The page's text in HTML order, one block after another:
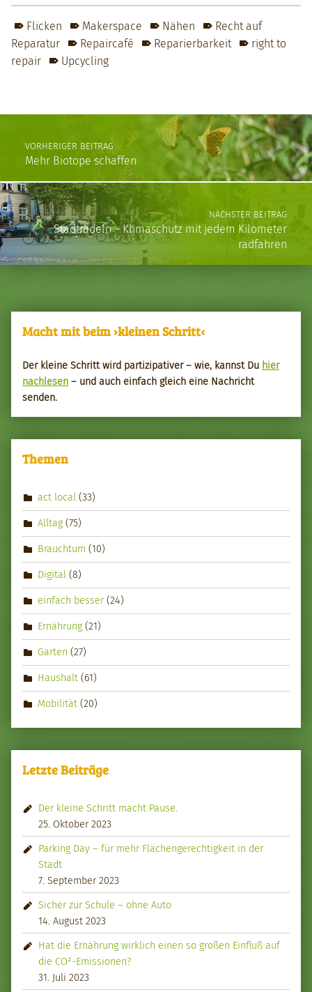
Flicken Makerspace Nähen
Recht auf
Reparatur
Repaircafé Reparierbarkeit
right to
repair
Upcycling
Post navigation
VORHERIGER BEITRAG
Mehr Biotope schaffen
NÄCHSTER BEITRAG
Stadtradeln – Klimaschutz mit jedem Kilometer
radfahren
Macht mit beim ›kleinen Schritt‹
Der kleine Schritt wird par­tizipa­tiv­er – wie, kannst Du hier
nach­le­sen – und auch ein­fach gle­ich eine Nachricht
senden.
Themen
act local (33)
Alltag (75)
Brauchtum (10)
Digital (8)
einfach besser(24)
Ernährung (21)
Garten (27)
Haushalt (61)
Mobilität (20)
Letzte Beiträge
Der kleine Schritt macht Pause.
25. Oktober 2023
Parking Day – für mehr Flächengerechtigkeit in der
Stadt
7. September 2023
Sicher zur Schule – ohne Auto
14. August 2023
Hat die Ernährung wirklich einen so großen Einfluß auf
die CO²-Emissionen?
31. Juli 2023